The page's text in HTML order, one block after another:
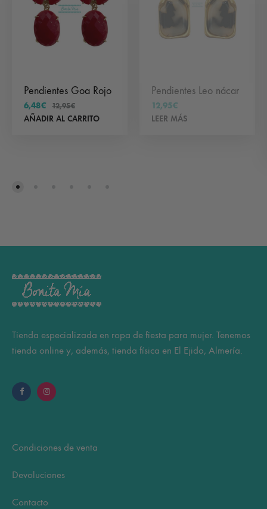
Pendientes Goa Rojo
6,48€ 12,95€
AÑADIR AL CARRITO
Pendientes Leo nácar
12,95€
LEER MÁS
Tienda especializada en ropa de fiesta para mujer. Tenemos
tienda online y, además, tienda física en El Ejido, Almería.
Condiciones de venta
Devoluciones
Contacto